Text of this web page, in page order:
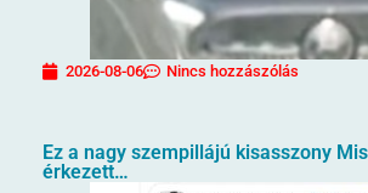
2026-08-06 Nincs hozzászólás
Ez a nagy szempillájú kisasszony
érkezett…